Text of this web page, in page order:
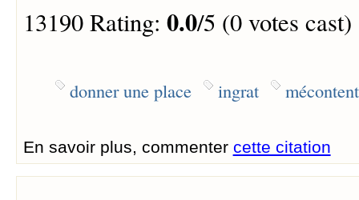
13190 Rating: 0.0/5 (0 votes cast)
donner une place ingrat mécontent
En savoir plus, commenter cette citation